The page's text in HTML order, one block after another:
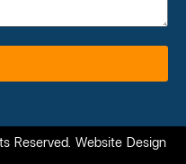
Reserved. Website Design